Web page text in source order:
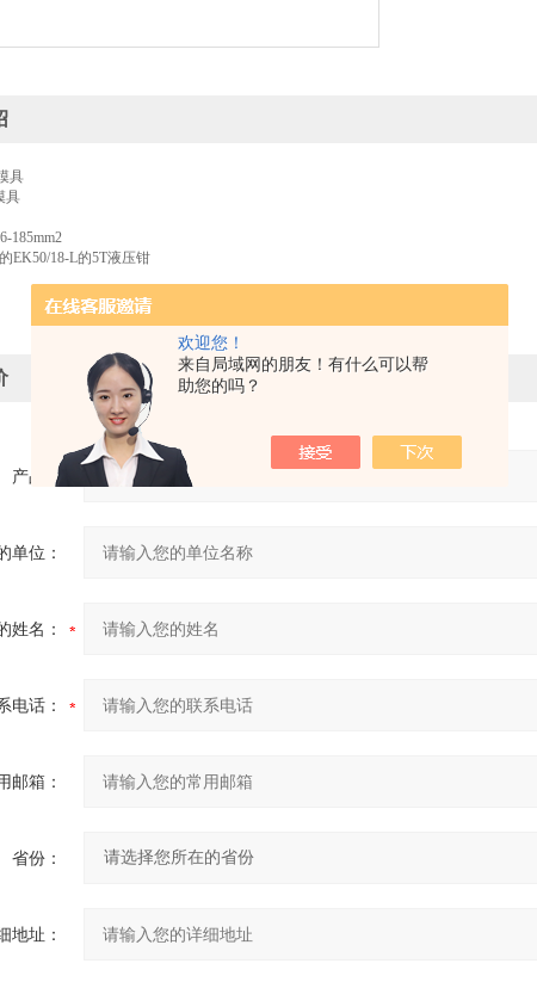
欢迎您！
来自局域网的朋友！有什么可以帮
助您的吗？
具
具
185mm2
EK50/18-L的5T液压钳
产品：
单位：
姓名：
电话：
邮箱：
省份：
地址：